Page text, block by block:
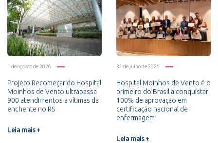
1 de agosto de 2026
Projeto Recomeçar do Hospital
Moinhos de Vento ultrapassa
900 atendimentos a vítimas da
enchente no RS
Leia mais +
31 de julho de 2026
Hospital Moinhos de Vento é o
primeiro do Brasil a conquistar
100% de aprovação em
certificação nacional de
enfermagem
Leia mais +